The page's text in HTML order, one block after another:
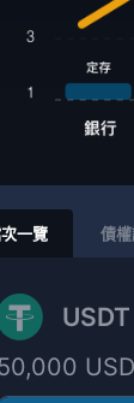
一覽 債